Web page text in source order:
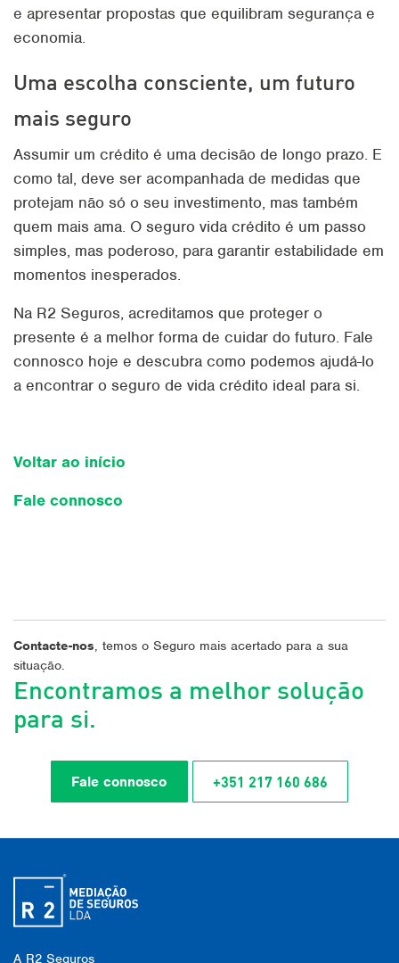
e apresentar propostas que equilibram segurança e
economia.
Uma escolha consciente, um futuro
mais seguro
Assumir um crédito é uma decisão de longo prazo. E
como tal, deve ser acompanhada de medidas que
protejam não só o seu investimento, mas também
quem mais ama. O seguro vida crédito é um passo
simples, mas poderoso, para garantir estabilidade em
momentos inesperados.
Na R2 Seguros, acreditamos que proteger o
presente é a melhor forma de cuidar do futuro. Fale
connosco hoje e descubra como podemos ajudá-lo
a encontrar o seguro de vida crédito ideal para si.
Voltar ao início
Fale connosco
Contacte-nos, temos o Seguro mais acertado para a sua
situação.
Encontramos a melhor solução
para si.
Fale connosco +351 217 160 686
A R2 Seguros